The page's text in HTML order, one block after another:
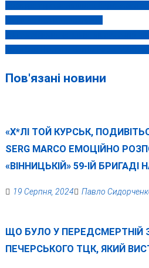
Навігація
записів
Пов'язані новини
«Х*ЛІ ТОЙ КУРСЬК,
SERG MARCO ЕМОЦІЙНО
«ВІННИЦЬКІЙ» 59-ІЙ БРИГАДІ
19 Серпня, 2024 Павло
ЩО БУЛО У ПЕРЕДСМЕРТНІЙ
ПЕЧЕРСЬКОГО ТЦК, ЯКИЙ